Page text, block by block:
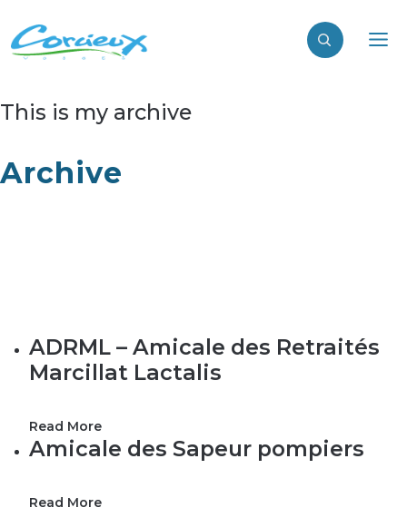
This is my archive
Archive
ADRML – Amicale des Retraités
Marcillat Lactalis
Read More
Amicale des Sapeur pompiers
Read More